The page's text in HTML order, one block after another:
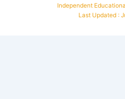
Independent
Last Updated :